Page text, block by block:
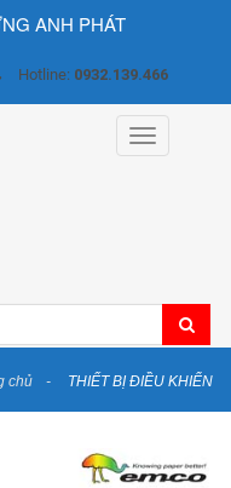
ANH PHÁT
Hotline: 0932.139.466
Toggle
navigation
chủ THIẾT BỊ ĐIỀU KHIỂN